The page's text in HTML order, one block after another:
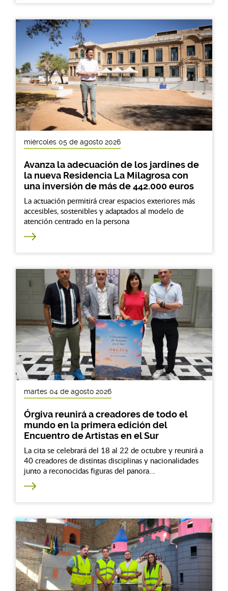
miércoles 05 de agosto 2026
Avanza la adecuación de los jardines de
la nueva Residencia La Milagrosa con
una inversión de más de 442.000 euros
La actuación permitirá crear espacios exteriores más
accesibles, sostenibles y adaptados al modelo de
atención centrado en la persona
martes 04 de agosto 2026
Órgiva reunirá a creadores de todo el
mundo en la primera edición del
Encuentro de Artistas en el Sur
La cita se celebrará del 18 al 22 de octubre y reunirá a
40 creadores de distintas disciplinas y nacionalidades
junto a reconocidas figuras del panora...